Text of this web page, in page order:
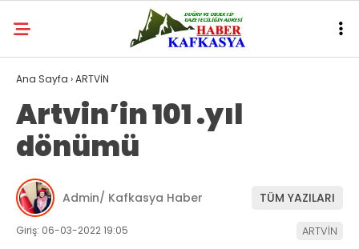
Ana Sayfa ›ARTVİN
Artvin’in 101 .yıl
dönümü
Admin/ Kafkasya Haber TÜM YAZILARI
Giriş: 06-03-2022 19:05 ARTVİN